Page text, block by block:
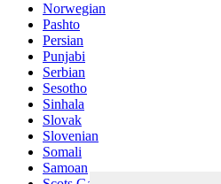
Norwegian
Pashto
Persian
Punjabi
Serbian
Sesotho
Sinhala
Slovak
Slovenian
Somali
Samoan